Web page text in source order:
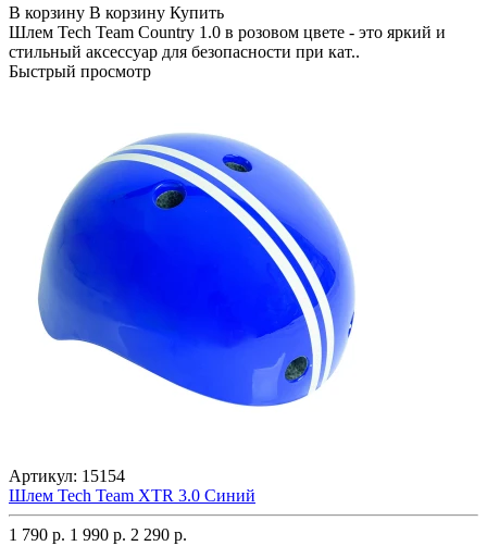
В корзину В корзину Купить
Шлем Tech Team Country 1.0 в розовом цвете - это яркий и
стильный аксессуар для безопасности при кат..
Быстрый просмотр
Артикул: 15154
Шлем Tech Team XTR 3.0 Синий
1 790 р. 1 990 р. 2 290 р.